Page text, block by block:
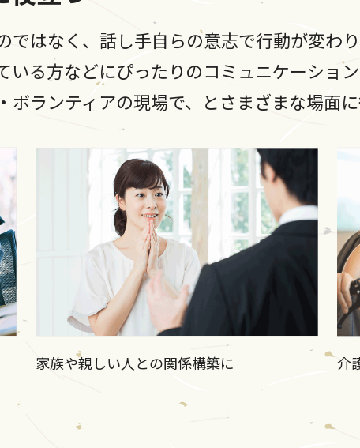
ではなく、話し手自らの意志で行動が変わ
る方などにぴったりのコミュニケーショ
ランティアの現場で、とさまざまな場面に
家族や親しい人との関係構築に 介